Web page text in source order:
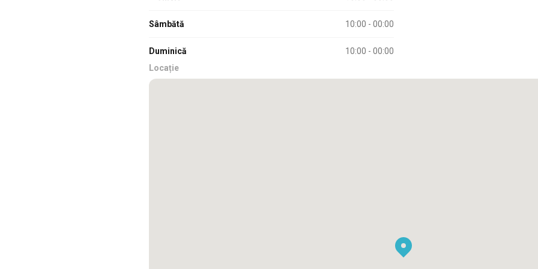
Sâmbătă 10:00 - 00:00
Duminică 10:00 - 00:00
Locație